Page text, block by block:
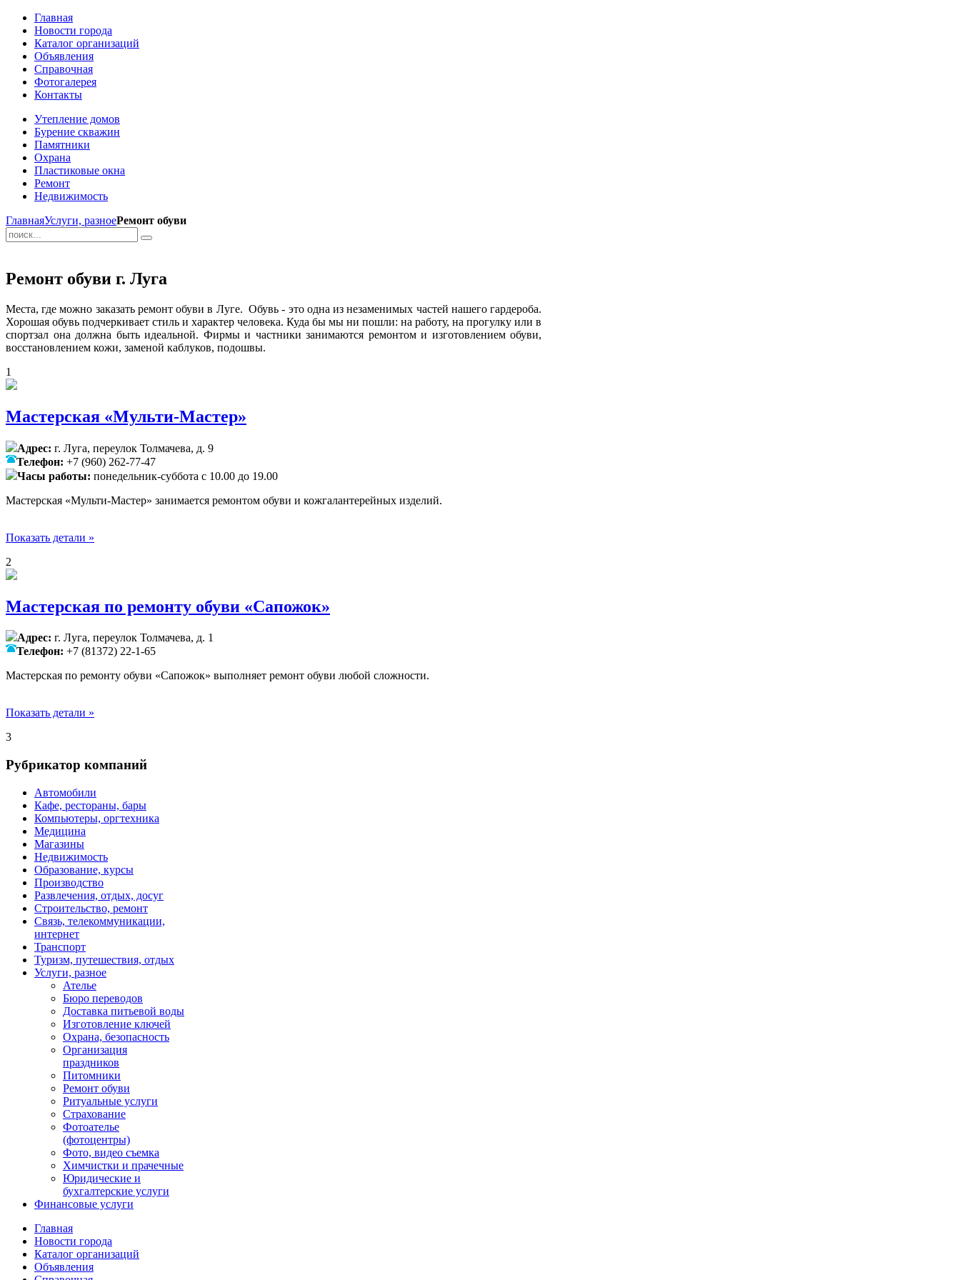
Главная
Новости города
Каталог организаций
Объявления
Справочная
Фотогалерея
Контакты
Утепление домов
Бурение скважин
Памятники
Охрана
Пластиковые окна
Ремонт
Недвижимость
ГлавнаяУслуги, разноеРемонт обуви
Ремонт обуви г. Луга
Места, где можно заказать ремонт обуви в Луге. Обувь - это одна из незаменимых частей нашего гардероба.
Хорошая обувь подчеркивает стиль и характер человека. Куда бы мы ни пошли: на работу, на прогулку или в
спортзал она должна быть идеальной. Фирмы и частники занимаются ремонтом и изготовлением обуви,
восстановлением кожи, заменой каблуков, подошвы.
1
Мастерская «Мульти-Мастер»
Адрес: г. Луга, переулок Толмачева, д. 9
Телефон: +7 (960) 262-77-47
Часы работы: понедельник-суббота с 10.00 до 19.00
Мастерская «Мульти-Мастер» занимается ремонтом обуви и кожгалантерейных изделий.
Показать детали »
2
Мастерская по ремонту обуви «Сапожок»
Адрес: г. Луга, переулок Толмачева, д. 1
Телефон: +7 (81372) 22-1-65
Мастерская по ремонту обуви «Сапожок» выполняет ремонт обуви любой сложности.
Показать детали »
3
Рубрикатор компаний
Автомобили
Кафе, рестораны, бары
Компьютеры, оргтехника
Медицина
Магазины
Недвижимость
Образование, курсы
Производство
Развлечения, отдых, досуг
Строительство, ремонт
Связь, телекоммуникации,
интернет
Транспорт
Туризм, путешествия, отдых
Услуги, разное
Ателье
Бюро переводов
Доставка питьевой воды
Изготовление ключей
Охрана, безопасность
Организация
праздников
Питомники
Ремонт обуви
Ритуальные услуги
Страхование
Фотоателье
(фотоцентры)
Фото, видео съемка
Химчистки и прачечные
Юридические и
бухгалтерские услуги
Финансовые услуги
Главная
Новости города
Каталог организаций
Объявления